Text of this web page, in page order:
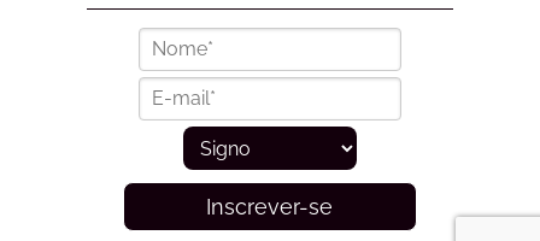
Inscrever-se